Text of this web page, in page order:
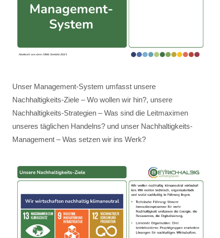
Unser Management-System umfasst unsere
Nachhaltigkeits-Ziele – Wo wollen wir hin?, unsere
Nachhaltigkeits-Strategien – Was sind die Leitmaximen
unseres täglichen Handelns? und unser Nachhaltigkeits-
Management – Was setzen wir ins Werk?